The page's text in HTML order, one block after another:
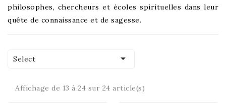
philosophes, chercheurs et écoles spirituelles dans leur
quête de connaissance et de sagesse.
Select 
Affichage de 13 à 24 sur 24 article(s)